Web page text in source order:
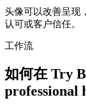
头像可以改善呈现
认可或客户信任。
工作流
如何在 Try
professional